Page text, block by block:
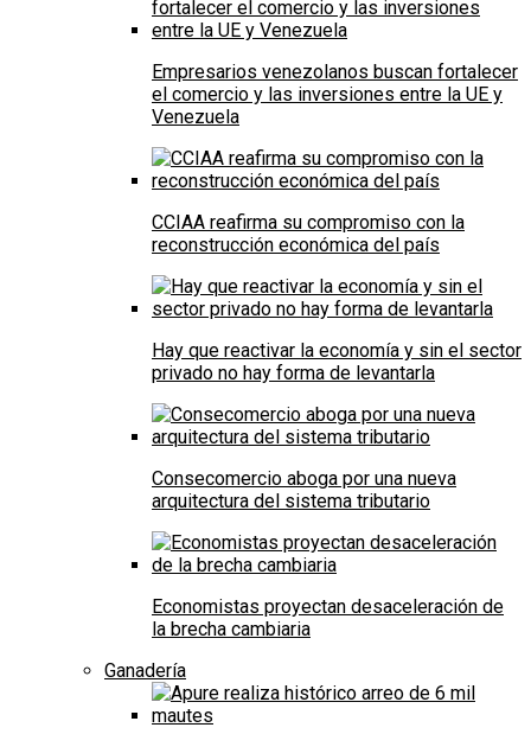
Empresarios venezolanos buscan fortalecer
el comercio y las inversiones entre la UE y
Venezuela
CCIAA reafirma su compromiso con la
reconstrucción económica del país
Hay que reactivar la economía y sin el sector
privado no hay forma de levantarla
Consecomercio aboga por una nueva
arquitectura del sistema tributario
Economistas proyectan desaceleración de
la brecha cambiaria
Ganadería